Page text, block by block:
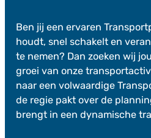
Ben jij een ervaren
houdt, snel schakelt en
te nemen? Dan zoeken wij
groei van onze
naar een volwaardige
de regie pakt over de
brengt in een dynamische